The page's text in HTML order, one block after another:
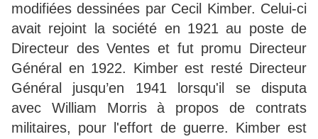
modifiées dessinées par Cecil Kimber. Celui-ci
avait rejoint la société en 1921 au poste de
Directeur des Ventes et fut promu Directeur
Général en 1922. Kimber est resté Directeur
Général jusqu’en 1941 lorsqu'il se disputa
avec William Morris à propos de contrats
militaires, pour l'effort de guerre. Kimber est